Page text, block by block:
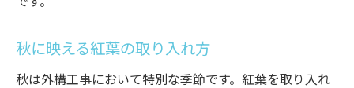
秋に映える紅葉の取り入れ方
秋は外構工事において特別な季節です。紅葉を取り入れ